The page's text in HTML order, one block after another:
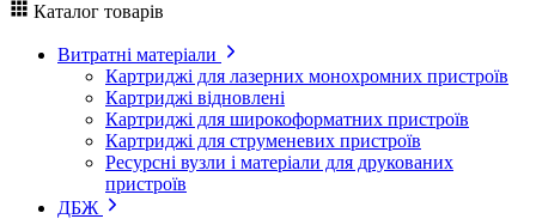
Каталог товарів
Витратні матеріали
Картриджі для лазерних монохромних пристроїв
Картриджі відновлені
Картриджі для широкоформатних пристроїв
Картриджі для струменевих пристроїв
Ресурсні вузли і матеріали для друкованих
пристроїв
ДБЖ